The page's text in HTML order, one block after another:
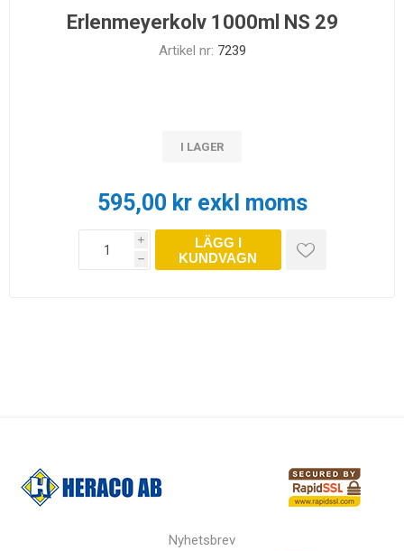
Erlenmeyerkolv 1000ml NS 29
Artikel nr: 7239
I LAGER
595,00 kr exkl moms
i
h
LÄGG I
KUNDVAGN
Nyhetsbrev